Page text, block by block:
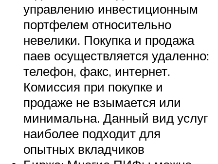
управлению инвестиционным
портфелем относительно
невелики. Покупка и продажа
паев осуществляется удаленно:
телефон, факс, интернет.
Комиссия при покупке и
продаже не взымается или
минимальна. Данный вид услуг
наиболее подходит для
опытных вкладчиков